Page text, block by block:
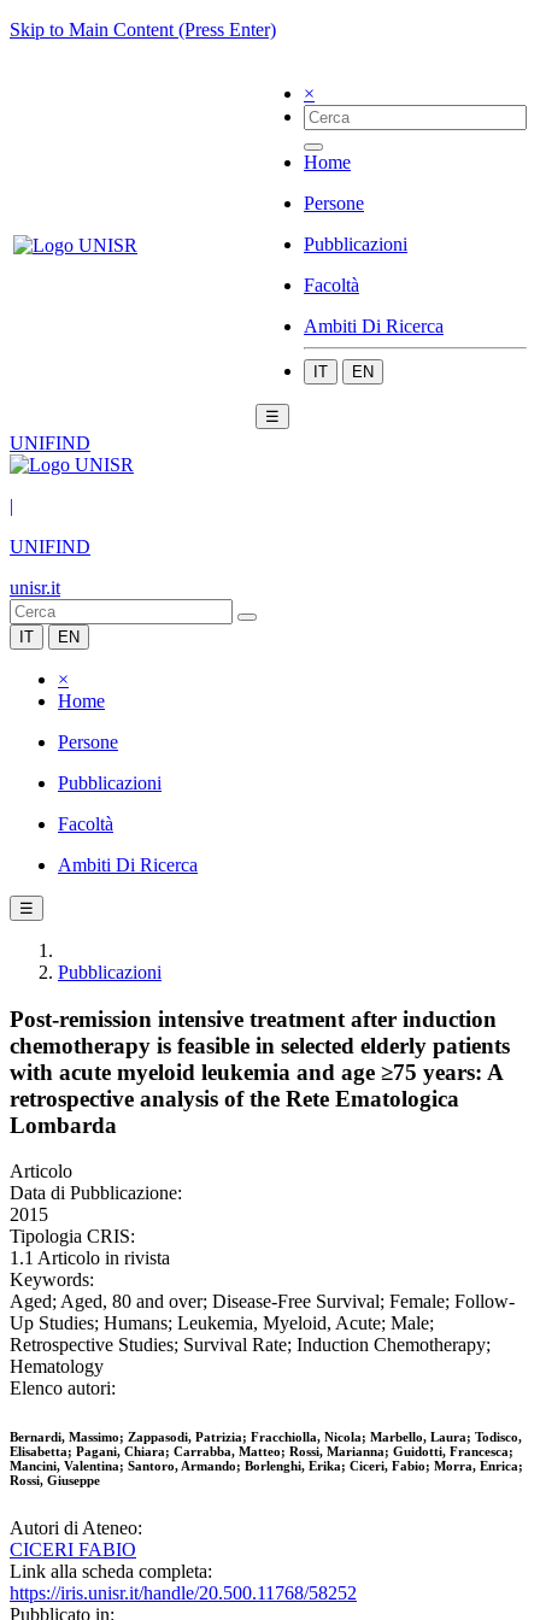
Skip to Main Content (Press Enter)
×
Home
Persone
Pubblicazioni
Facoltà
Ambiti Di Ricerca
IT EN
☰
UNIFIND
|
UNIFIND
unisr.it
IT EN
×
Home
Persone
Pubblicazioni
Facoltà
Ambiti Di Ricerca
☰
Pubblicazioni
Post-remission intensive treatment after induction
chemotherapy is feasible in selected elderly patients
with acute myeloid leukemia and age ≥75 years: A
retrospective analysis of the Rete Ematologica
Lombarda
Articolo
Data di Pubblicazione:
2015
Tipologia CRIS:
1.1 Articolo in rivista
Keywords:
Aged; Aged, 80 and over; Disease-Free Survival; Female; Follow-
Up Studies; Humans; Leukemia, Myeloid, Acute; Male;
Retrospective Studies; Survival Rate; Induction Chemotherapy;
Hematology
Elenco autori:
Bernardi, Massimo; Zappasodi, Patrizia; Fracchiolla, Nicola; Marbello, Laura; Todisco,
Elisabetta; Pagani, Chiara; Carrabba, Matteo; Rossi, Marianna; Guidotti, Francesca;
Mancini, Valentina; Santoro, Armando; Borlenghi, Erika; Ciceri, Fabio; Morra, Enrica;
Rossi, Giuseppe
Autori di Ateneo:
CICERI FABIO
Link alla scheda completa:
https://iris.unisr.it/handle/20.500.11768/58252
Pubblicato in: